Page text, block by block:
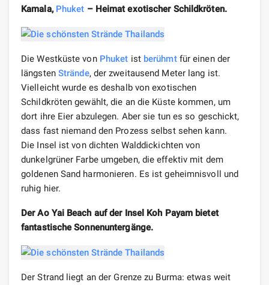
Kamala, Phuket – Heimat exotischer Schildkröten.
Die Westküste von Phuket ist berühmtfür einen der
längsten Strände, der zweitausend Meter lang ist.
Vielleicht wurde es deshalb von exotischen
Schildkröten gewählt, die an die Küste kommen, um
dort ihre Eier abzulegen. Aber sie tun es so geschickt,
dass fast niemand den Prozess selbst sehen kann.
Die Insel ist von dichten Walddickichten von
dunkelgrüner Farbe umgeben, die effektiv mit dem
goldenen Sand harmonieren. Es ist geheimnisvoll und
ruhig hier.
Der Ao Yai Beach auf der Insel Koh Payam bietet
fantastische Sonnenuntergänge.
Der Strand liegt an der Grenze zu Burma: etwas weit